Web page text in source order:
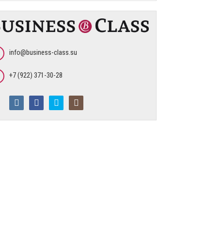
info@business-class.su
+7 (922) 371-30-28